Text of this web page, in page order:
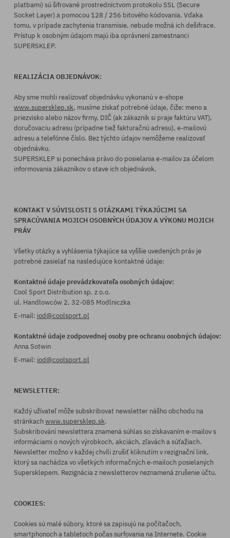
platbami) sú šifrované prostredníctvom protokolu SSL (Secure
Socket Layer) a pomocou 128 / 256 bitového kódovania. Vďaka
tomu, v prípade zachytenia transmisie, nebude možná ich dešifrace.
Prístup k osobným údajom majú iba oprávnení zamestnanci
SUPERSKLEP.
REALIZÁCIA OBJEDNÁVOK:
Aby sme mohli realizovať objednávku vykonanú v e-shope
www.supersklep.sk, musíme získať potrebné údaje, čiže: meno a
priezvisko alebo názov firmy, DIČ (ak zákazník si praje faktúru VAT),
doručovaciu adresu (prípadne tiež fakturačnú adresu), e-mailovú
adresu a telefónne číslo. Bez týchto údajov nemôžeme realizovať
objednávku.
SUPERSKLEP si ponecháva právo do posielania e-mailov za účelom
informovania zákazníkov o stave ich objednávok.
KONTAKT V SÚVISLOSTI S OTÁZKAMI TÝKAJÚCIMI SA
SPRACÚVANIA MOJICH OSOBNÝCH ÚDAJOV A VÝKONU MOJICH
PRÁV
Všetky otázky a vyhlásenia týkajúce sa vyššie uvedených práv je
potrebné zasielať na nasledujúce kontaktné údaje:
Kontaktné údaje prevádzkovateľa osobných údajov:
Cool Sport Distribution sp. z o.o.
ul. Handlowców 2, 32-085 Modlniczka
E-mail: iod@coolsport.pl
Kontaktné údaje zodpovednej osoby pre ochranu osobných údajov:
Anna Sotwin
E-mail: iod@coolsport.pl
NEWSLETTER:
Každý užívateľ môže subskribovat newsletter nášho obchodu na
stránkachwww.supersklep.sk.
Subskribování newslettera znamená súhlas so získavaním e-mailov s
informáciami o nových výrobkoch, akciách, zľavách a súťažiach.
Newsletter možno v každej chvíli zrušiť kliknutím v rezignační link,
ktorý sa nachádza vo všetkých informačných e-mailoch posielaných
Supersklepem. Rezignácia z newsletterov neznamená zrušenie účtu.
COOKIES:
Cookies sú malé súbory, ktoré sa zapisujú na počítačoch,
smartphonoch a tabletoch počas surfovania na Internete. Cookie